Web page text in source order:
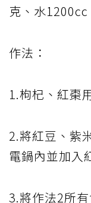
克、水1200cc
作法：
1.枸杞、紅棗
2.將紅豆、紫
電鍋內並加入
3.將作法2所